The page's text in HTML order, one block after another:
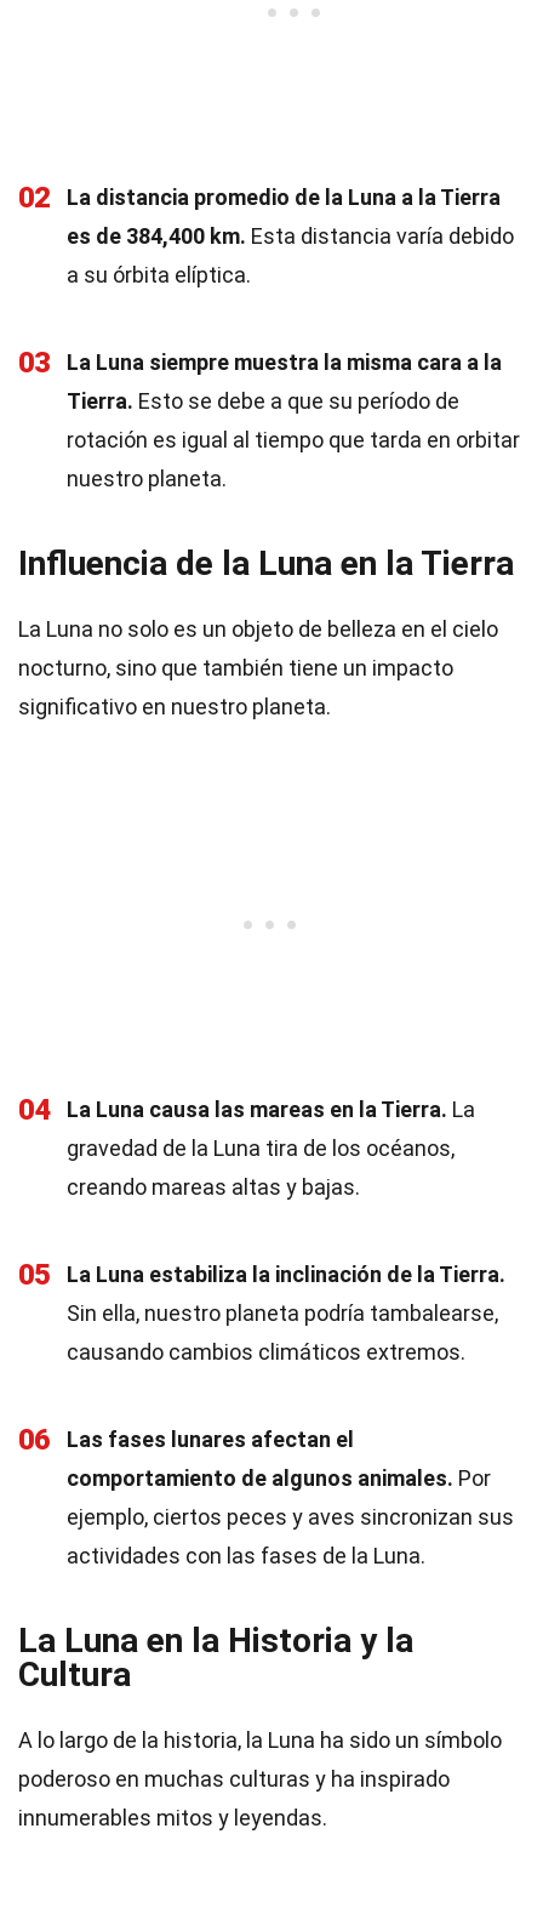
02
La distancia promedio de la Luna a la Tierra
es de 384,400 km. Esta distancia varía debido
a su órbita elíptica.
03
La Luna siempre muestra la misma cara a la
Tierra. Esto se debe a que su período de
rotación es igual al tiempo que tarda en orbitar
nuestro planeta.
Influencia de la Luna en la Tierra
La Luna no solo es un objeto de belleza en el cielo
nocturno, sino que también tiene un impacto
significativo en nuestro planeta.
04 La Luna causa las mareas en la Tierra. La
gravedad de la Luna tira de los océanos,
creando mareas altas y bajas.
05
La Luna estabiliza la inclinación de la Tierra.
Sin ella, nuestro planeta podría tambalearse,
causando cambios climáticos extremos.
06
Las fases lunares afectan el
comportamiento de algunos animales. Por
ejemplo, ciertos peces y aves sincronizan sus
actividades con las fases de la Luna.
La Luna en la Historia y la
Cultura
A lo largo de la historia, la Luna ha sido un símbolo
poderoso en muchas culturas y ha inspirado
innumerables mitos y leyendas.